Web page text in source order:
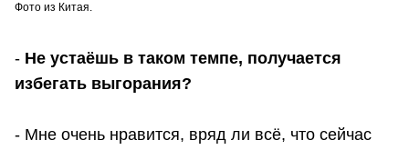
Фото из Китая.
- Не устаёшь в таком темпе, получается
избегать выгорания?
- Мне очень нравится, вряд ли всё, что сейчас